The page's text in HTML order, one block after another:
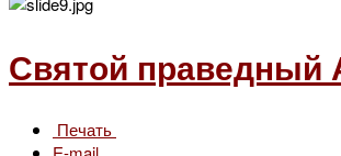
Святой праведный
Печать